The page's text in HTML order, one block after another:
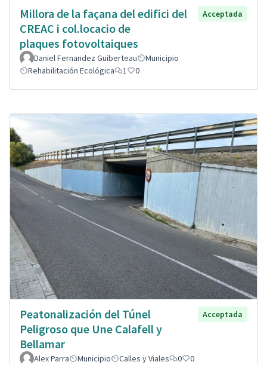
Millora de la façana del edifici del
CREAC i col.locacio de
plaques fotovoltaiques
Acceptada
Daniel Fernandez Guiberteau
Municipio
Rehabilitación Ecológica
1 0
Peatonalización del Túnel
Peligroso que Une Calafell y
Bellamar
Acceptada
Alex Parra Municipio Calles y Viales 0 0